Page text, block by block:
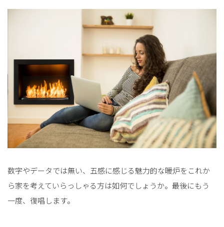
数字やデータでは無い、五感に感じる魅力的な暖炉をこれか
ら家を考えていらっしゃる方は如何でしょうか。最後にもう
一度、復唱します。